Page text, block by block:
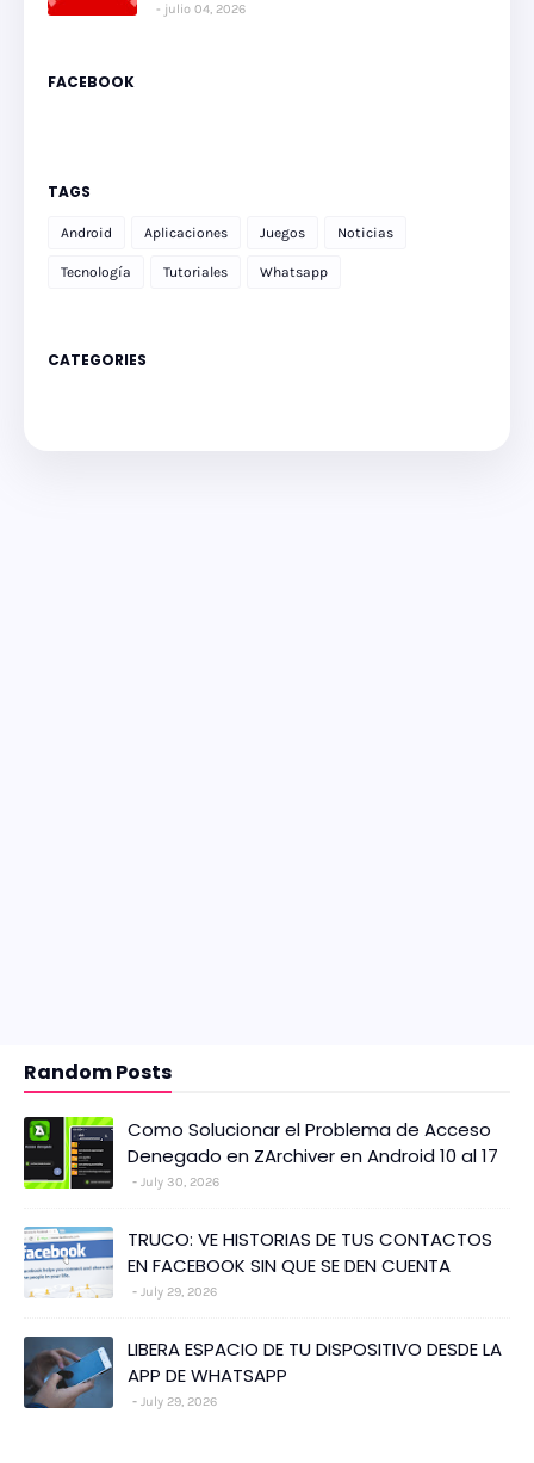
julio 04, 2026
FACEBOOK
TAGS
Android Aplicaciones Juegos Noticias
Tecnología Tutoriales Whatsapp
CATEGORIES
Random Posts
Como Solucionar el Problema de Acceso
Denegado en ZArchiver en Android 10 al 17
July 30, 2026
TRUCO: VE HISTORIAS DE TUS CONTACTOS
EN FACEBOOK SIN QUE SE DEN CUENTA
July 29, 2026
LIBERA ESPACIO DE TU DISPOSITIVO DESDE LA
APP DE WHATSAPP
July 29, 2026